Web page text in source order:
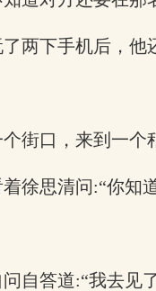
两下手机后，他
街口，来到一个
徐思清问:“你知
自答道:“我去见